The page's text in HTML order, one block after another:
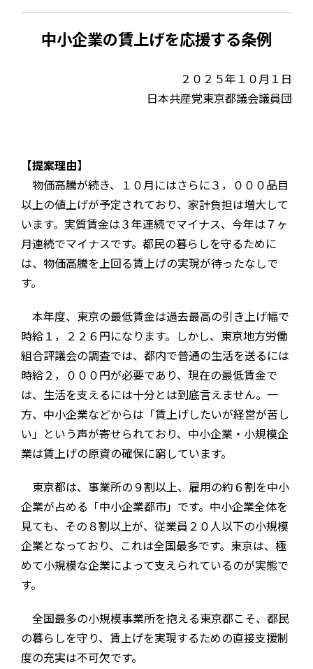
中小企業の賃上げを応援する条例
２０２５年１０月１日
日本共産党東京都議会議員団
【提案理由】
物価高騰が続き、１０月にはさらに３，０００品目
以上の値上げが予定されており、家計負担は増大して
います。実質賃金は３年連続でマイナス、今年は７ヶ
月連続でマイナスです。都民の暮らしを守るために
は、物価高騰を上回る賃上げの実現が待ったなしで
す。
本年度、東京の最低賃金は過去最高の引き上げ幅で
時給１，２２６円になります。しかし、東京地方労働
組合評議会の調査では、都内で普通の生活を送るには
時給２，０００円が必要であり、現在の最低賃金で
は、生活を支えるには十分とは到底言えません。一
方、中小企業などからは「賃上げしたいが経営が苦し
い」という声が寄せられており、中小企業・小規模企
業は賃上げの原資の確保に窮しています。
東京都は、事業所の９割以上、雇用の約６割を中小
企業が占める「中小企業都市」です。中小企業全体を
見ても、その８割以上が、従業員２０人以下の小規模
企業となっており、これは全国最多です。東京は、極
めて小規模な企業によって支えられているのが実態で
す。
全国最多の小規模事業所を抱える東京都こそ、都民
の暮らしを守り、賃上げを実現するための直接支援制
度の充実は不可欠です。